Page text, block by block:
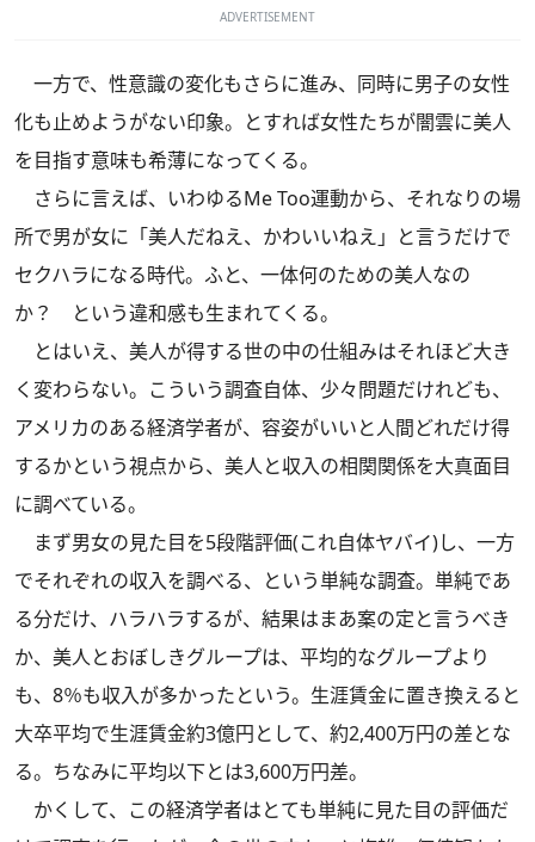
ADVERTISEMENT
一方で、性意識の変化もさらに進み、同時に男子の女性
化も止めようがない印象。とすれば女性たちが闇雲に美人
を目指す意味も希薄になってくる。
さらに言えば、いわゆるMe Too運動から、それなりの場
所で男が女に「美人だねえ、かわいいねえ」と言うだけで
セクハラになる時代。ふと、一体何のための美人なの
か？ という違和感も生まれてくる。
とはいえ、美人が得する世の中の仕組みはそれほど大き
く変わらない。こういう調査自体、少々問題だけれども、
アメリカのある経済学者が、容姿がいいと人間どれだけ得
するかという視点から、美人と収入の相関関係を大真面目
に調べている。
まず男女の見た目を5段階評価(これ自体ヤバイ)し、一方
でそれぞれの収入を調べる、という単純な調査。単純であ
る分だけ、ハラハラするが、結果はまあ案の定と言うべき
か、美人とおぼしきグループは、平均的なグループより
も、8％も収入が多かったという。生涯賃金に置き換えると
大卒平均で生涯賃金約3億円として、約2,400万円の差とな
る。ちなみに平均以下とは3,600万円差。
かくして、この経済学者はとても単純に見た目の評価だ